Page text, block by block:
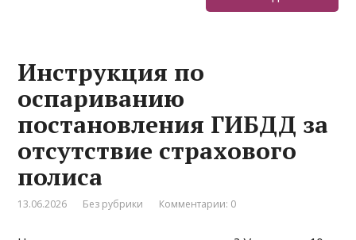
Инструкция по
оспариванию
постановления ГИБДД за
отсутствие страхового
полиса
13.06.2026 Без рубрики Комментарии: 0